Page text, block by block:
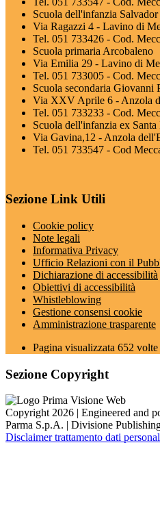
Scuola dell'infanzia
Via Ragazzi 4 - Lavino di
Tel. 051 733426 - Cod.
Scuola primaria Arcobaleno
Via Emilia 29 - Lavino di
Tel. 051 733005 - Cod.
Scuola secondaria Giovanni
Via XXV Aprile 6 - Anzola
Tel. 051 733233 - Cod.
Scuola dell'infanzia ex
Via Gavina,12 - Anzola
Tel. 051 733547 - Cod
Sezione Link Utili
Cookie policy
Note legali
Informativa Privacy
Ufficio Relazioni con il
Dichiarazione di accessibilità
Obiettivi di accessibilità
Whistleblowing
Gestione consensi cookie
Amministrazione trasparente
Pagina visualizzata 652 volte
Sezione Copyright
Copyright 2026 | Engineered and
Parma S.p.A. | Divisione
Disclaimer trattamento dati